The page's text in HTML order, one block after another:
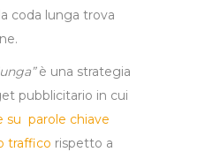
coda lunga trova
è una strategia
pubblicitario in cui
su parole chiave
traffico rispetto a